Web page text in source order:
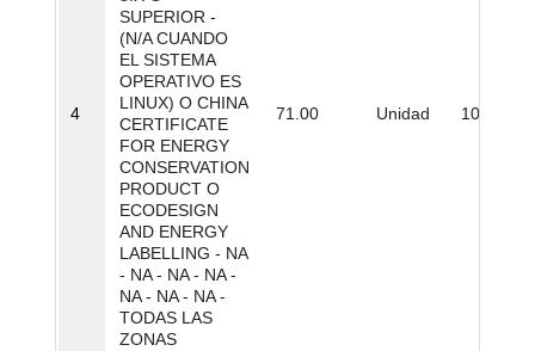
4
SUPERIOR -
(N/A CUANDO
EL SISTEMA
OPERATIVO ES
LINUX) O CHINA
CERTIFICATE
FOR ENERGY
CONSERVATION
PRODUCT O
ECODESIGN
AND ENERGY
LABELLING - NA
- NA - NA - NA -
NA - NA - NA -
TODAS LAS
ZONAS
71.00 Unidad 100,00